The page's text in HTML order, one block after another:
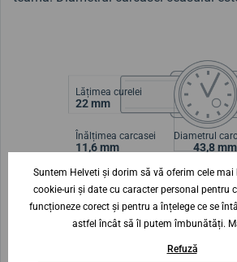
Lățimea curelei
22 mm
Înălțimea carcasei
11,6 mm
Diametrul
43,8 mm
Nu ești sigur de
Suntem Helveti și dorim să vă oferim cele mai
cookie-uri și date cu caracter personal pentru
funcționeze corect și pentru a înțelege ce se
astfel încât să îl putem îmbunătăți.
Refuză